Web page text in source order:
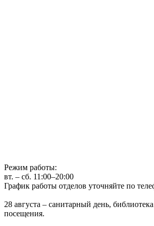
Режим работы:
вт. – сб. 11:00–20:00
График работы отделов уточняйте по
28 августа – санитарный день,
посещения.